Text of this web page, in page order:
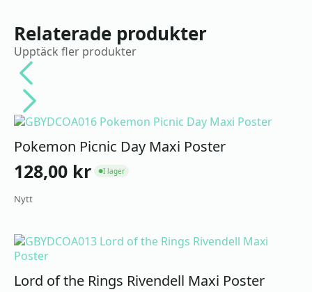
Relaterade produkter
Upptäck fler produkter
Pokemon Picnic Day Maxi Poster
128,00 kr ●I lager
Nytt
Lord of the Rings Rivendell Maxi Poster